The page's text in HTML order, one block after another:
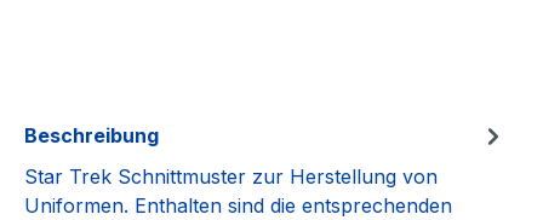
Beschreibung
Star Trek Schnittmuster zur Herstellung von
Uniformen. Enthalten sind die entsprechenden